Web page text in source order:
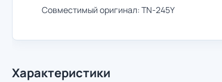
Совместимый оригинал: TN-245Y
Характеристики